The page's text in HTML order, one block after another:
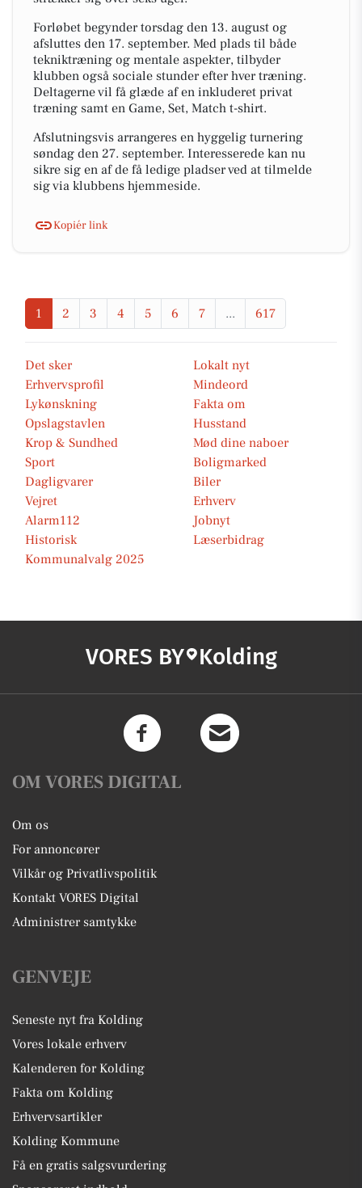
Forløbet begynder torsdag den 13. august og
afsluttes den 17. september. Med plads til både
tekniktræning og mentale aspekter, tilbyder
klubben også sociale stunder efter hver træning.
Deltagerne vil få glæde af en inkluderet privat
træning samt en Game, Set, Match t-shirt.
Afslutningsvis arrangeres en hyggelig turnering
søndag den 27. september. Interesserede kan nu
sikre sig en af de få ledige pladser ved at tilmelde
sig via klubbens hjemmeside.
Kopiér link
1 2 3 4 5 6 7 ... 617
Det sker
Lokalt nyt
Erhvervsprofil
Mindeord
Lykønskning
Fakta om
Opslagstavlen
Husstand
Krop & Sundhed
Mød dine naboer
Sport
Boligmarked
Dagligvarer
Biler
Vejret
Erhverv
Alarm112
Jobnyt
Historisk
Læserbidrag
Kommunalvalg 2025
VORES BY Kolding
OM VORES DIGITAL
Om os
For annoncører
Vilkår og Privatlivspolitik
Kontakt VORES Digital
Administrer samtykke
GENVEJE
Seneste nyt fra Kolding
Vores lokale erhverv
Kalenderen for Kolding
Fakta om Kolding
Erhvervsartikler
Kolding Kommune
Få en gratis salgsvurdering